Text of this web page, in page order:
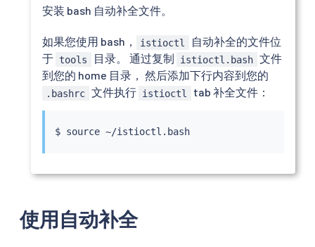
安装 bash 自动补全文件。
如果您使用 bash， istioctl
自动补全的文件位
于 tools 目录。 通过复制 istioctl.bash 文件
到您的 home 目录， 然后添加下行内容到您的
.bashrc 文件执行 istioctl tab 补全文件：
$ source ~/istioctl.bash
使用自动补全